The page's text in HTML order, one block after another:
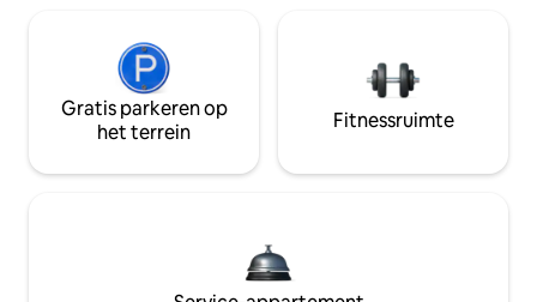
Gratis parkeren op
het terrein
Fitnessruimte